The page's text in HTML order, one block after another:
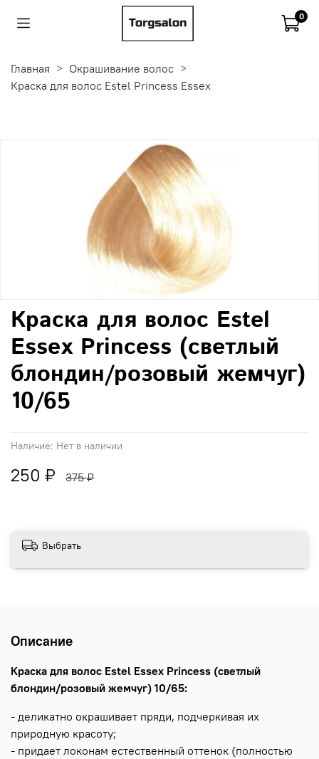
0
Главная
Окрашивание волос
Краска для волос Estel Princess Essex
Наличие: Нет в наличии
Краска для волос Estel
Essex Princess (светлый
блондин/розовый жемчуг)
10/65
250 ₽ 375 ₽
Выбрать
Описание
Краска для волос Estel Essex Princess (светлый
блондин/розовый жемчуг) 10/65:
- деликатно окрашивает пряди, подчеркивая их
природную красоту;
- придает локонам естественный оттенок (полностью